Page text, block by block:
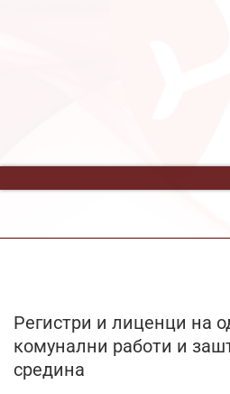
Регистри и лиценци на
комунални работи и
средина